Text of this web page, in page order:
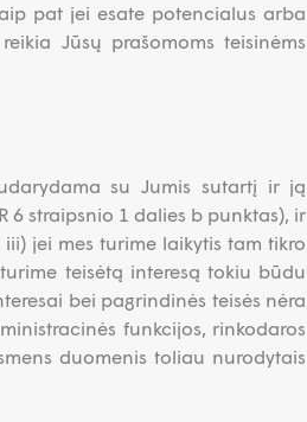
pat jei esate potencialus arba
Jūsų prašomoms teisinėms
su Jumis sutartį ir ją
6 straipsnio 1 dalies b punktas), ir
jei mes turime laikytis tam tikro
teisėtą interesą tokiu būdu
bei pagrindinės teisės nėra
funkcijos, rinkodaros
duomenis toliau nurodytais